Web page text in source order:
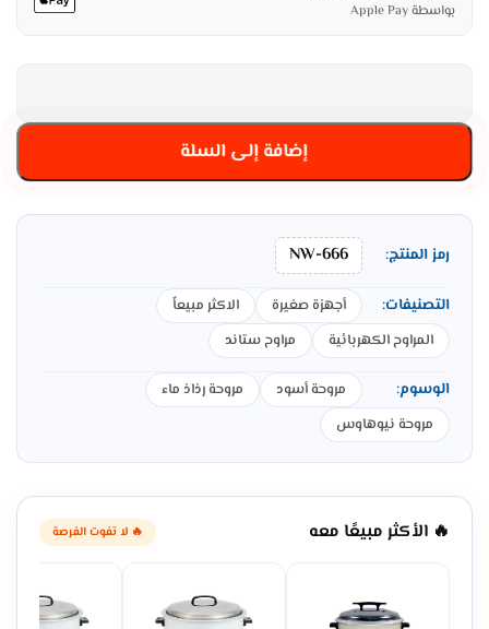
بواسطة Apple Pay
إضافة إلى السلة
رمز المنتج: NW-666
التصنيفات: أجهزة صغيرة
الاكثر مبيعاً
المراوح الكهربائية
مراوح ستاند
الوسوم: مروحة أسود
مروحة رذاذ ماء
مروحة نيوهاوس
🔥 الأكثر مبيعًا معه 🔥 لا تفوت الفرصة